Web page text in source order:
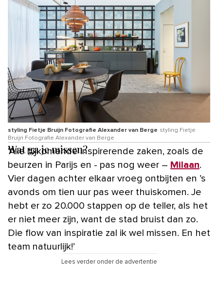
styling Fietje Bruijn Fotografie Alexander van Berge styling Fietje
Bruijn Fotografie Alexander van Berge
Wat ga je missen?
‘Alle bijkomende inspirerende zaken, zoals de
beurzen in Parijs en - pas nog weer – Milaan.
Vier dagen achter elkaar vroeg ontbijten en ’s
avonds om tien uur pas weer thuiskomen. Je
hebt er zo 20.000 stappen op de teller, als het
er niet meer zijn, want de stad bruist dan zo.
Die flow van inspiratie zal ik wel missen. En het
team natuurlijk!’
Lees verder onder de advertentie